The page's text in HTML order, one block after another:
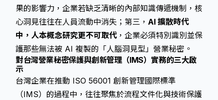
果的影響力，企業若缺乏清晰的內部知識傳遞機制，核
心洞見往往在人員流動中消失；第三， AI 擴散時代
中，人本概念研究更不可取代 ，企業必須特別識別並保
護那些無法被 AI 複製的「人腦洞見型」營業秘密。
對台灣營業秘密保護與創新管理（IMS）實務的三大啟
示
台灣企業在推動 ISO 56001 創新管理國際標準
（IMS）的過程中，往往聚焦於流程文件化與技術保護